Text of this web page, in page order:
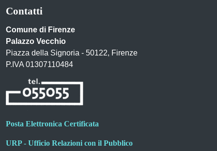
Contatti
Comune di Firenze
Palazzo Vecchio
Piazza della Signoria - 50122, Firenze
P.IVA 01307110484
Posta Elettronica Certificata
URP - Ufficio Relazioni con il Pubblico